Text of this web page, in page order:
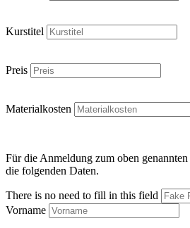
Kurstitel
Preis
Materialkosten
Für die Anmeldung zum oben
die folgenden Daten.
There is no need to fill in this field
Vorname